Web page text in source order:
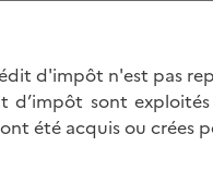
d'impôt n'est pas
sont
été acquis ou crées